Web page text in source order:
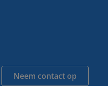
Neem contact op